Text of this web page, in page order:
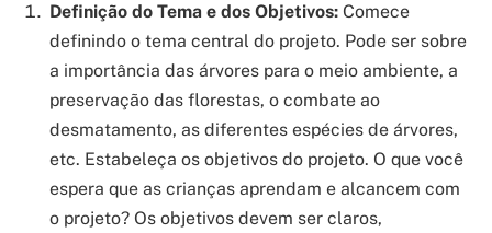
Definição do Tema e dos Objetivos: Comece
definindo o tema central do projeto. Pode ser sobre
a importância das árvores para o meio ambiente, a
preservação das florestas, o combate ao
desmatamento, as diferentes espécies de árvores,
etc. Estabeleça os objetivos do projeto. O que você
espera que as crianças aprendam e alcancem com
o projeto? Os objetivos devem ser claros,